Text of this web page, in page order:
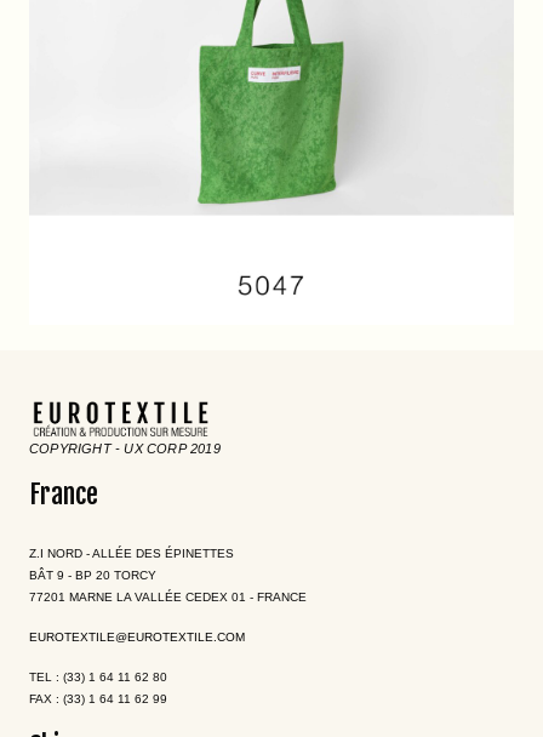
COPYRIGHT - UX CORP 2019
France
Z.I NORD - ALLÉE DES ÉPINETTES
BÂT 9 - BP 20 TORCY
77201 MARNE LA VALLÉE CEDEX 01 - FRANCE
EUROTEXTILE@EUROTEXTILE.COM
TEL : (33) 1 64 11 62 80
FAX : (33) 1 64 11 62 99